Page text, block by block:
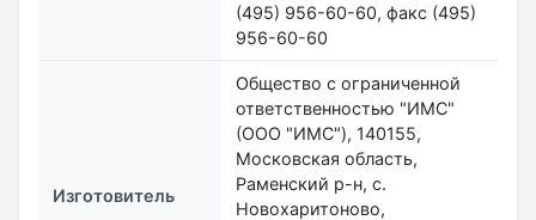
(495) 956-60-60, факс (495)
956-60-60
Изготовитель
Общество с ограниченной
ответственностью "ИМС"
(ООО "ИМС"), 140155,
Московская область,
Раменский р-н, с.
Новохаритоново,